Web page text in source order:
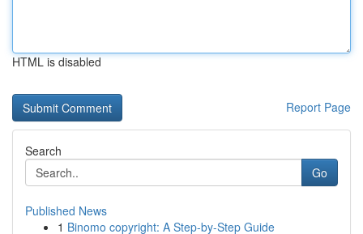
HTML is disabled
Report Page
Search
Go
Published News
1 Binomo copyright: A Step-by-Step Guide